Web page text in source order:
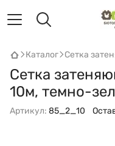
Каталог Сетка
Сетка
10м, темно-
Артикул: 85_2_10